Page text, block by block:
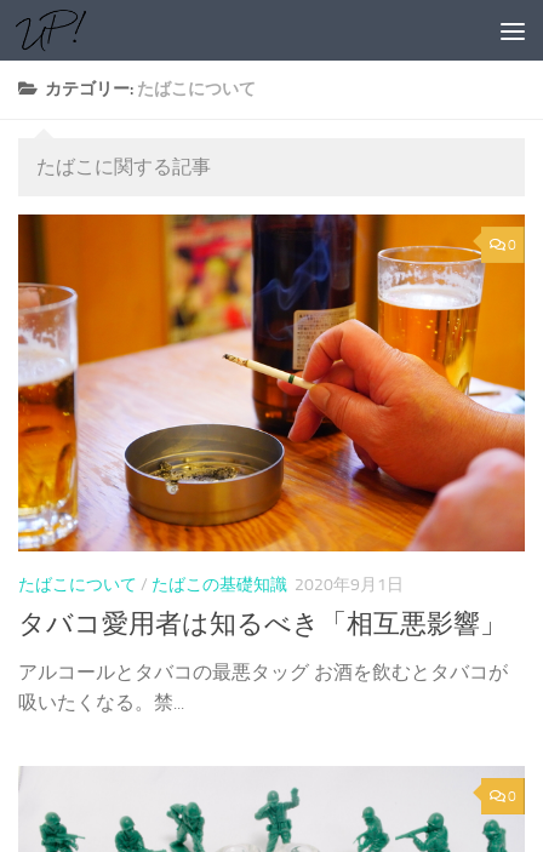
コンテンツへスキップ
カテゴリー: たばこについて
たばこに関する記事
0
たばこについて / たばこの基礎知識 2020年9月1日
タバコ愛用者は知るべき「相互悪影響」
アルコールとタバコの最悪タッグ お酒を飲むとタバコが
吸いたくなる。禁...
0